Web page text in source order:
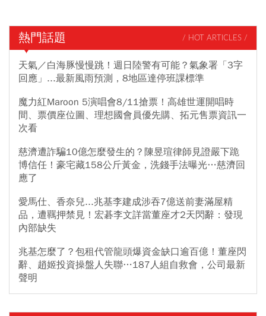
熱門話題 / HOT ARTICLES /
天氣／白海豚慢慢跳！週日陸警有可能？氣象署「3字
回應」...最新風雨預測，8地區達停班課標準
魔力紅Maroon 5演唱會8/11搶票！高雄世運開唱時
間、票價座位圖、理想國會員優先購、拓元售票資訊一
次看
慈濟遭詐騙10億怎麼發生的？陳昱瑄律師見證嚴下跪
博信任！豪宅藏158公斤黃金，洗錢手法曝光…慈濟回
應了
愛馬仕、香奈兒...兆基李建成涉吞7億送前妻滿屋精
品，遭羈押禁見！宏碁李文詳當董座才2天閃辭：發現
內部缺失
兆基怎麼了？包租代管龍頭爆資金缺口逾百億！董座閃
辭、趙姬投資操盤人失聯…187人組自救會，公司最新
聲明